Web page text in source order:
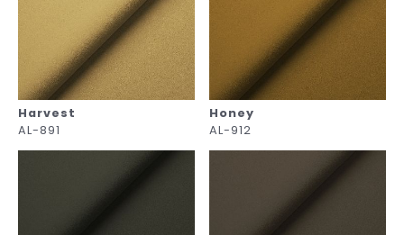
Harvest
AL-891
Honey
AL-912